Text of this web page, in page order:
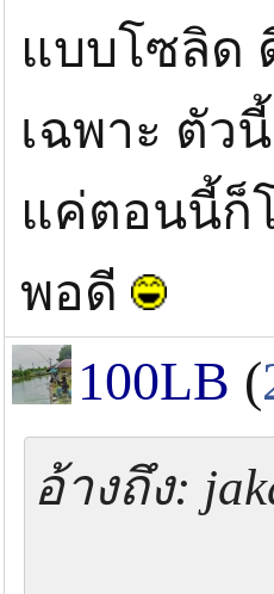
แบบโซลิด
เฉพาะ ตัว
แค่ตอนนี้ก็
พอดี
100LB (
อ้างถึง: